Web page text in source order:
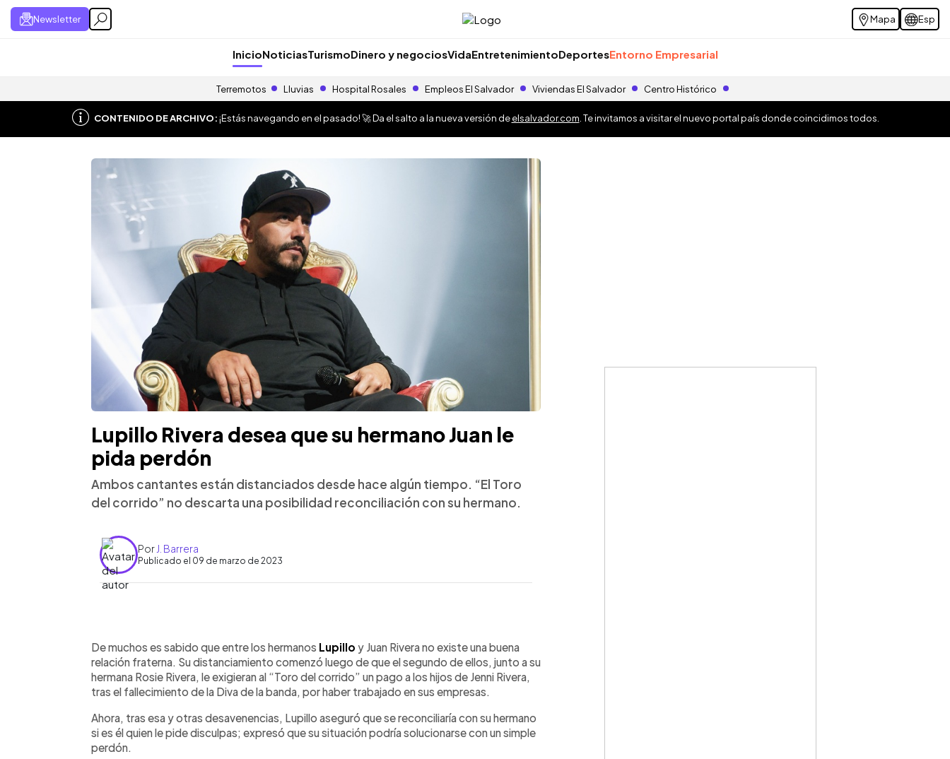
Newsletter Mapa Esp
InicioNoticiasTurismoDinero y negociosVidaEntretenimientoDeportesEntorno Empresarial
Terremotos Lluvias Hospital Rosales Empleos El Salvador Viviendas El Salvador Centro Histórico
CONTENIDO DE ARCHIVO:¡Estás navegando en el pasado! 🚀 Da el salto a la nueva versión deelsalvador.com . Te invitamos a visitar el nuevo portal país donde coincidimos todos.
Lupillo Rivera desea que su hermano Juan le
pida perdón
Ambos cantantes están distanciados desde hace algún tiempo. “El Toro
del corrido” no descarta una posibilidad reconciliación con su hermano.
Por J. Barrera
Publicado el 09 de marzo de 2023
Escuchar artículo
De muchos es sabido que entre los hermanos Lupillo y Juan Rivera no existe una buena
relación fraterna. Su distanciamiento comenzó luego de que el segundo de ellos, junto a su
hermana Rosie Rivera, le exigieran al “Toro del corrido” un pago a los hijos de Jenni Rivera,
tras el fallecimiento de la Diva de la banda, por haber trabajado en sus empresas.
Ahora, tras esa y otras desavenencias, Lupillo aseguró que se reconciliaría con su hermano
si es él quien le pide disculpas; expresó que su situación podría solucionarse con un simple
perdón.